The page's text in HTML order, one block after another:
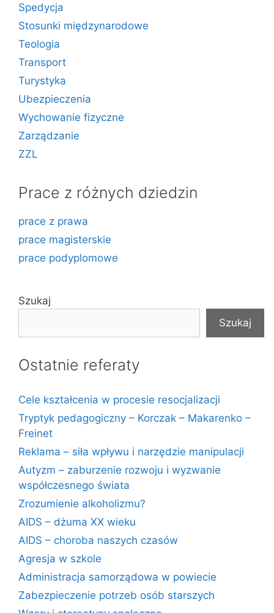
Spedycja
Stosunki międzynarodowe
Teologia
Transport
Turystyka
Ubezpieczenia
Wychowanie fizyczne
Zarządzanie
ZZL
Prace z różnych dziedzin
prace z prawa
prace magisterskie
prace podyplomowe
Szukaj
Szukaj
Ostatnie referaty
Cele kształcenia w procesie resocjalizacji
Tryptyk pedagogiczny – Korczak – Makarenko –
Freinet
Reklama – siła wpływu i narzędzie manipulacji
Autyzm – zaburzenie rozwoju i wyzwanie
współczesnego świata
Zrozumienie alkoholizmu?
AIDS – dżuma XX wieku
AIDS – choroba naszych czasów
Agresja w szkole
Administracja samorządowa w powiecie
Zabezpieczenie potrzeb osób starszych